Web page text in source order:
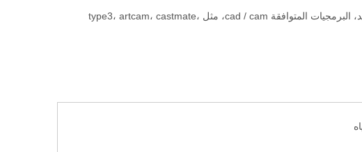
3، المغزل الثابت المغزل والمحرك، قدرة القطع القوية، كفاءة عالية، توافق جيد، البرمجيات المتوافقة cad / cam، مثل type3، artcam، castmate،